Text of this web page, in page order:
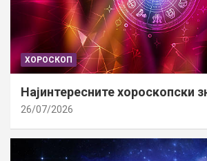
ХОРОСКОП
Најинтересните хороскопски
26/07/2026